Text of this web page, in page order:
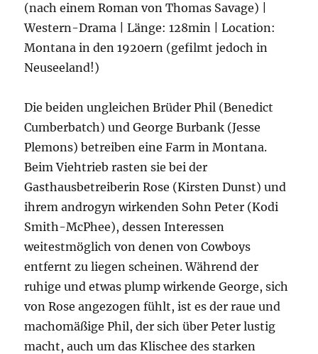
(nach einem Roman von Thomas Savage) |
Western-Drama | Länge: 128min | Location:
Montana in den 1920ern (gefilmt jedoch in
Neuseeland!)
Die beiden ungleichen Brüder Phil (Benedict
Cumberbatch) und George Burbank (Jesse
Plemons) betreiben eine Farm in Montana.
Beim Viehtrieb rasten sie bei der
Gasthausbetreiberin Rose (Kirsten Dunst) und
ihrem androgyn wirkenden Sohn Peter (Kodi
Smith-McPhee), dessen Interessen
weitestmöglich von denen von Cowboys
entfernt zu liegen scheinen. Während der
ruhige und etwas plump wirkende George, sich
von Rose angezogen fühlt, ist es der raue und
machomäßige Phil, der sich über Peter lustig
macht, auch um das Klischee des starken